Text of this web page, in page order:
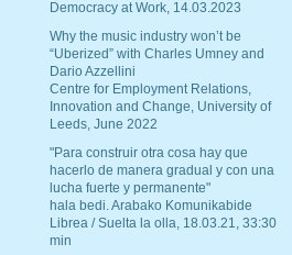
Democracy at Work, 14.03.2023
Why the music industry won’t be
“Uberized” with Charles Umney and
Dario Azzellini
Centre for Employment Relations,
Innovation and Change, University of
Leeds, June 2022
"Para construir otra cosa hay que
hacerlo de manera gradual y con una
lucha fuerte y permanente"
hala bedi. Arabako Komunikabide
Librea / Suelta la olla, 18.03.21, 33:30
min